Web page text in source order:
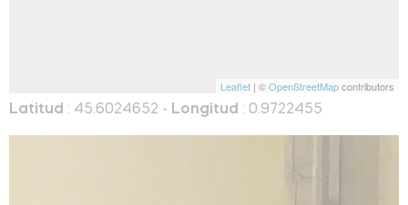
Leaflet | ©OpenStreetMapcontributors
Latitud : 45.6024652 - Longitud : 0.9722455